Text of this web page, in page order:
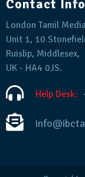
Contact Info
London Tamil
Unit 1, 10
Ruislip, Middlesex,
UK - HA4 0JS.
Help Desk: